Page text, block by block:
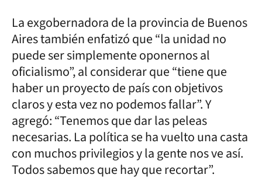
La exgobernadora de la provincia de Buenos
Aires también enfatizó que “la unidad no
puede ser simplemente oponernos al
oficialismo”, al considerar que “tiene que
haber un proyecto de país con objetivos
claros y esta vez no podemos fallar”. Y
agregó: “Tenemos que dar las peleas
necesarias. La política se ha vuelto una casta
con muchos privilegios y la gente nos ve así.
Todos sabemos que hay que recortar”.